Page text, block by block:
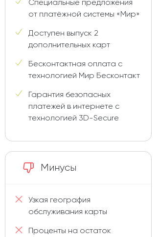
Специальные предложения
от платёжной системы «Мир»
Доступен выпуск 2
дополнительных карт
Бесконтактная оплата с
технологией Мир Бесконтакт
Гарантия безопасных
платежей в интернете с
технологией 3D-Secure
Минусы
Узкая география
обслуживания карты
Проценты на остаток